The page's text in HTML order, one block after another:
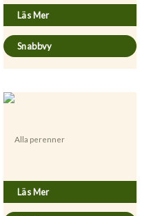
Läs Mer
Snabbvy
Alla perenner
Läs Mer